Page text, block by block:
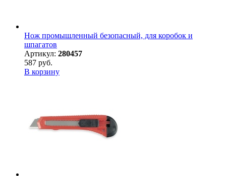
Нож промышленный безопасный, для коробок и
шпагатов
Артикул: 280457
587 руб.
В корзину